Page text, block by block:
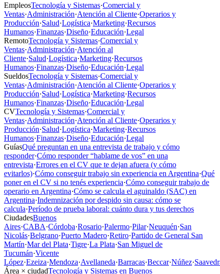
EmpleosTecnología y Sistemas·Comercial y
Ventas·Administración·Atención al Cliente·Operarios y
Producción·Salud·Logística·Marketing·Recursos
Humanos·Finanzas·Diseño·Educación·Legal
RemotoTecnología y Sistemas·Comercial y
Ventas·Administración·Atención al
Cliente·Salud·Logística·Marketing·Recursos
Humanos·Finanzas·Diseño·Educación·Legal
SueldosTecnología y Sistemas·Comercial y
Ventas·Administración·Atención al Cliente·Operarios y
Producción·Salud·Logística·Marketing·Recursos
Humanos·Finanzas·Diseño·Educación·Legal
CVTecnología y Sistemas·Comercial y
Ventas·Administración·Atención al Cliente·Operarios y
Producción·Salud·Logística·Marketing·Recursos
Humanos·Finanzas·Diseño·Educación·Legal
GuíasQué preguntan en una entrevista de trabajo y cómo
responder·Cómo responder “hablame de vos” en una
entrevista·Errores en el CV que te dejan afuera (y cómo
evitarlos)·Cómo conseguir trabajo sin experiencia en Argentina·Qué
poner en el CV si no tenés experiencia·Cómo conseguir trabajo de
operario en Argentina·Cómo se calcula el aguinaldo (SAC) en
Argentina·Indemnización por despido sin causa: cómo se
calcula·Período de prueba laboral: cuánto dura y tus derechos
CiudadesBuenos
Aires·CABA·Córdoba·Rosario·Palermo·Pilar·Neuquén·San
Nicolás·Belgrano·Puerto Madero·Retiro·Partido de General San
Martín·Mar del Plata·Tigre·La Plata·San Miguel de
Tucumán·Vicente
López·Ezeiza·Mendoza·Avellaneda·Barracas·Beccar·Núñez·
Área × ciudadTecnología y Sistemas en Buenos